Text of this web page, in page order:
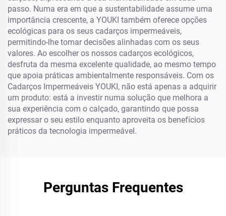
passo. Numa era em que a sustentabilidade assume uma
importância crescente, a YOUKI também oferece opções
ecológicas para os seus cadarços impermeáveis,
permitindo-lhe tomar decisões alinhadas com os seus
valores. Ao escolher os nossos cadarços ecológicos,
desfruta da mesma excelente qualidade, ao mesmo tempo
que apoia práticas ambientalmente responsáveis. Com os
Cadarços Impermeáveis YOUKI, não está apenas a adquirir
um produto: está a investir numa solução que melhora a
sua experiência com o calçado, garantindo que possa
expressar o seu estilo enquanto aproveita os benefícios
práticos da tecnologia impermeável.
Perguntas Frequentes